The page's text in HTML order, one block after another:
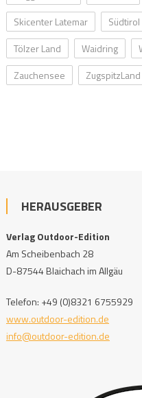
Skicenter Latemar
Südtirol
Tölzer Land
Waidring
Zauchensee
ZugspitzLand
HERAUSGEBER
Verlag Outdoor-Edition
Am Scheibenbach 28
D-87544 Blaichach im Allgäu
Telefon: +49 (0)8321 6755929
www.outdoor-edition.de
info@outdoor-edition.de